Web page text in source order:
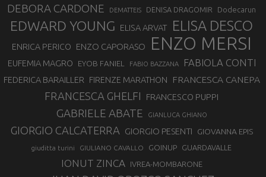
DEBORA CARDONE DEMATTEIS DENISA DRAGOMIR Dodecarun
EDWARD YOUNG ELISA ARVAT ELISA DESCO
ENRICA PERICO ENZO CAPORASO ENZO MERSI
EUFEMIA MAGRO EYOB FANIEL FABIO BAZZANA FABIOLA CONTI
FEDERICA BARAILLER FIRENZE MARATHON FRANCESCA CANEPA
FRANCESCA GHELFI FRANCESCO PUPPI
GABRIELE ABATE GIANLUCA GHIANO
GIORGIO CALCATERRA GIORGIO PESENTI GIOVANNA EPIS
giuditta turini GIULIANO CAVALLO GOINUP GUARDAVALLE
IONUT ZINCA IVREA-MOMBARONE